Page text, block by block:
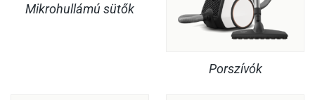
Mikrohullámú sütők
Porszívók